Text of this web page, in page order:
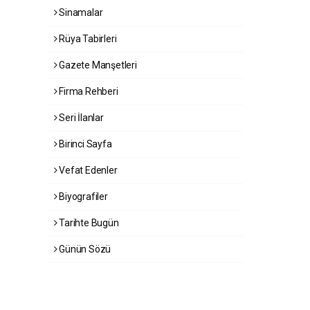
Sinamalar
Rüya Tabirleri
Gazete Manşetleri
Firma Rehberi
Seri İlanlar
Birinci Sayfa
Vefat Edenler
Biyografiler
Tarihte Bugün
Günün Sözü